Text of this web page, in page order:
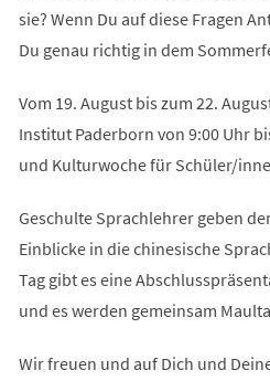
sie? Wenn Du auf diese Fragen
Du genau richtig in dem
Vom 19. August bis zum 22.
Institut Paderborn von 9:00 Uhr
und Kulturwoche für Schüler/
Geschulte Sprachlehrer geben
Einblicke in die chinesische
Tag gibt es eine
und es werden gemeinsam
Wir freuen und auf Dich und